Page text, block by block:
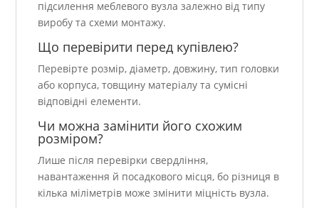
підсилення меблевого вузла залежно від типу
виробу та схеми монтажу.
Що перевірити перед купівлею?
Перевірте розмір, діаметр, довжину, тип головки
або корпуса, товщину матеріалу та сумісні
відповідні елементи.
Чи можна замінити його схожим
розміром?
Лише після перевірки свердління,
навантаження й посадкового місця, бо різниця в
кілька міліметрів може змінити міцність вузла.